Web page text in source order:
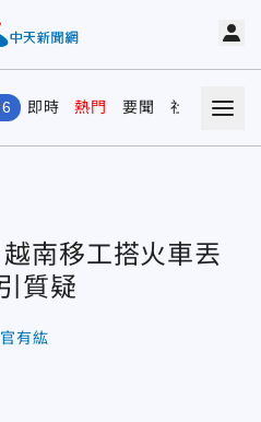
即時 熱門 要聞 社會 娛樂
南移工搭火車丟
質疑
官有紘